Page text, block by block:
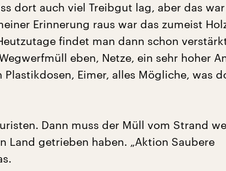
dort auch viel Treibgut lag, aber das war
Erinnerung raus war das zumeist
findet man dann schon
eben, Netze, ein sehr hoher
Plastikdosen, Eimer, alles Mögliche, was
Dann muss der Müll vom Strand
Land getrieben haben. „Aktion Saubere